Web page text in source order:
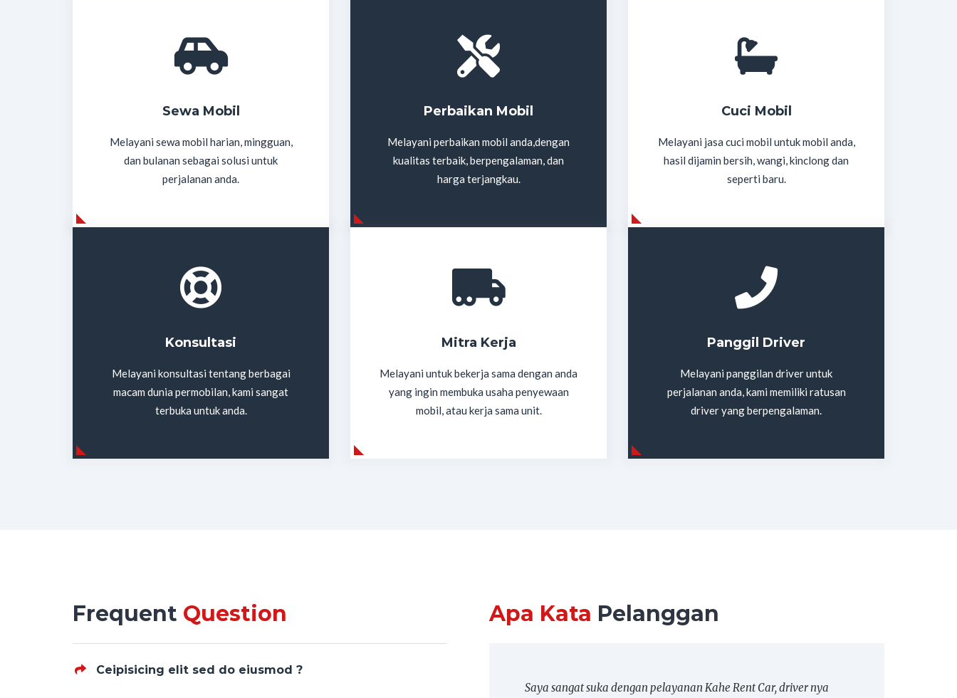
Sewa Mobil
Melayani sewa mobil harian, mingguan,
dan bulanan sebagai solusi untuk
perjalanan anda.
Perbaikan Mobil
Melayani perbaikan mobil anda,dengan
kualitas terbaik, berpengalaman, dan
harga terjangkau.
Cuci Mobil
Melayani jasa cuci mobil untuk mobil anda,
hasil dijamin bersih, wangi, kinclong dan
seperti baru.
Konsultasi
Melayani konsultasi tentang berbagai
macam dunia permobilan, kami sangat
terbuka untuk anda.
Mitra Kerja
Melayani untuk bekerja sama dengan anda
yang ingin membuka usaha penyewaan
mobil, atau kerja sama unit.
Panggil Driver
Melayani panggilan driver untuk
perjalanan anda, kami memiliki ratusan
driver yang berpengalaman.
Frequent Question
Ceipisicing elit sed do eiusmod ?
Apa Kata Pelanggan
Saya sangat suka dengan pelayanan Kahe Rent Car, driver nya